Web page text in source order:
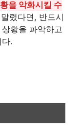
을 악화시킬 수
렸다면, 반드시
황을 파악하고
.